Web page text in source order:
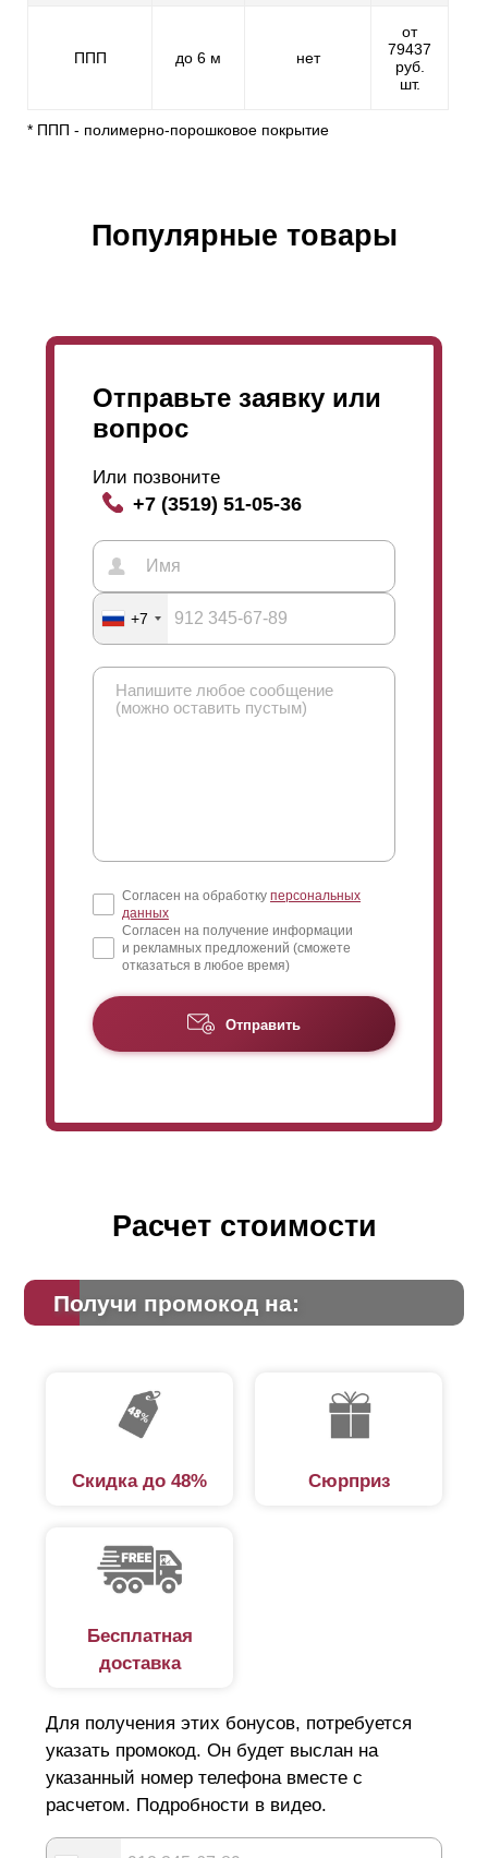
ППП до 6 м нет
от
79437
руб.
шт.
* ППП - полимерно-порошковое покрытие
Популярные товары
Отправьте заявку или
вопрос
Или позвоните
+7 (3519) 51-05-36
+7
Согласен на обработку персональных
данных
Согласен на получение информации
и рекламных предложений (сможете
отказаться в любое время)
Отправить
Расчет стоимости
Получи промокод на:
Скидка до 48% Сюрприз
Бесплатная
доставка
Для получения этих бонусов, потребуется
указать промокод. Он будет выслан на
указанный номер телефона вместе с
расчетом. Подробности в видео.